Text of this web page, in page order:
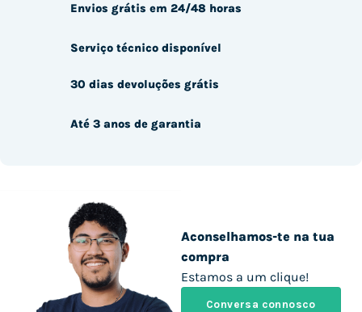
Aconselhamos-te na tua
compra
Estamos a um clique!
Conversa connosco
Envios grátis em 24/48 horas
Serviço técnico disponível
30 dias devoluções grátis
Até 3 anos de garantia